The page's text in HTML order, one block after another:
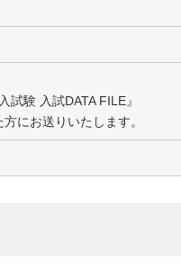
験 入試DATA FILE』
にお送りいたします。